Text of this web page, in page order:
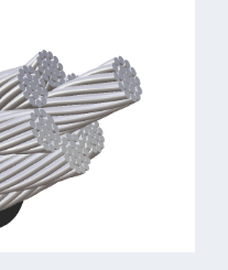
Eigenschaften